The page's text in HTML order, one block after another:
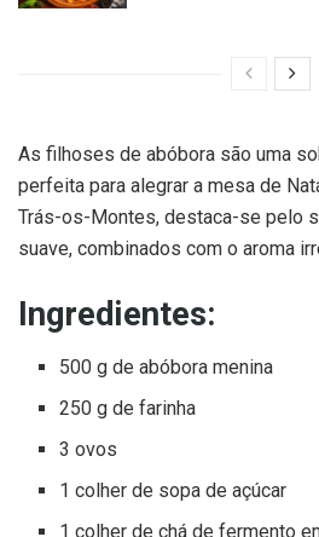
As filhoses de abóbora são uma
perfeita para alegrar a mesa de
Trás-os-Montes, destaca-se pelo
suave, combinados com o aroma
Ingredientes:
500 g de abóbora menina
250 g de farinha
3 ovos
1 colher de sopa de açúcar
1 colher de chá de fermento